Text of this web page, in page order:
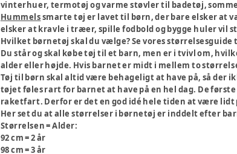
vinterhuer, termotøj og varme støvler til badetøj,
Hummelssmarte tøj er lavet til børn, der bare elsker at
elsker at kravle i træer, spille fodbold og bygge huler vil
Hvilket børnetøj skal du vælge? Se vores
Du står og skal købe tøj til et barn, men er i tvivl om,
alder eller højde. Hvis barnet er midt i mellem to
Tøj til børn skal altid være behageligt at have på, så der
tøjet føles rart for barnet at have på en hel dag. De
raketfart. Derfor er det en god idé hele tiden at være
Her set du at alle størrelser i børnetøj er inddelt efter
Størrelsen = Alder:
92 cm = 2 år
98 cm = 3 år